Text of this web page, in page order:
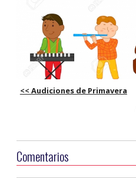
<< Audiciones de Primavera
Comentarios